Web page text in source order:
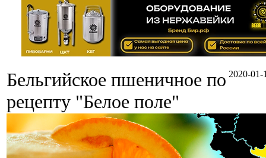
2020-01-
Бельгийское пшеничное по
рецепту "Белое поле"